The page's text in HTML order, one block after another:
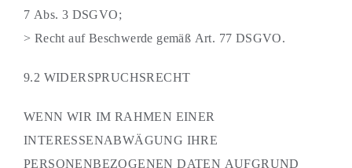
7 Abs. 3 DSGVO;
> Recht auf Beschwerde gemäß Art. 77 DSGVO.
9.2 WIDERSPRUCHSRECHT
WENN WIR IM RAHMEN EINER
INTERESSENABWÄGUNG IHRE
PERSONENBEZOGENEN DATEN AUFGRUND